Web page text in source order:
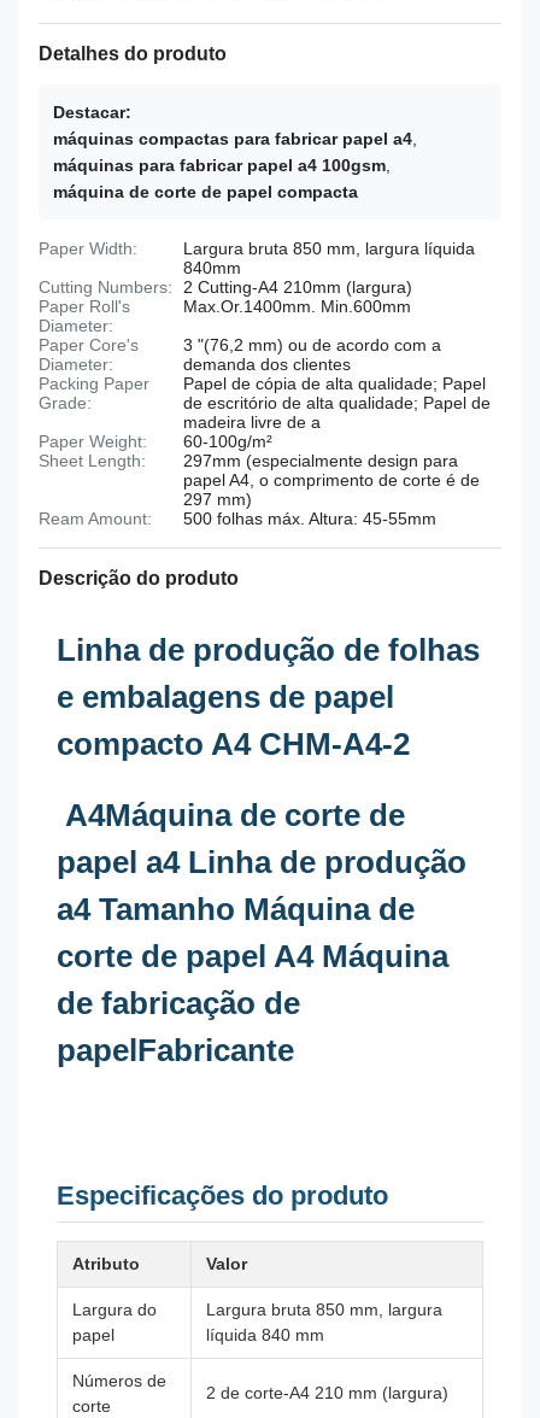
Detalhes do produto
Destacar:
máquinas compactas para fabricar papel a4
máquinas para fabricar papel a4 100gsm
máquina de corte de papel compacta
Paper Width:
Largura bruta 850 mm, largura líquida
840mm
Cutting Numbers:
2 Cutting-A4 210mm (largura)
Paper Roll's
Diameter:
Max.Or.1400mm. Min.600mm
Paper Core's
Diameter:
3 "(76,2 mm) ou de acordo com a
demanda dos clientes
Packing Paper
Grade:
Papel de cópia de alta qualidade; Papel
de escritório de alta qualidade; Papel de
madeira livre de a
Paper Weight:
60-100g/m²
Sheet Length:
297mm (especialmente design para
papel A4, o comprimento de corte é de
297 mm)
Ream Amount:
500 folhas máx. Altura: 45-55mm
Descrição do produto
Linha de produção de folhas
e embalagens de papel
compacto A4 CHM-A4-2
A4Máquina de corte de
papel a4 Linha de produção
a4 Tamanho Máquina de
corte de papel A4 Máquina
de fabricação de
papelFabricante
Especificações do produto
Atributo Valor
Largura do
papel
Largura bruta 850 mm, largura
líquida 840 mm
Números de
corte
2 de corte-A4 210 mm (largura)